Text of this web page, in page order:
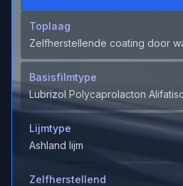
Toplaag
Zelfherstellende coating door
Basisfilmtype
Lubrizol Polycaprolacton
Lijmtype
Ashland lijm
Zelfherstellend